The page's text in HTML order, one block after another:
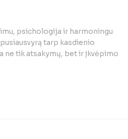
psichologija ir harmoningu
tarp kasdienio
ne tik atsakymų, bet ir įkvėpimo